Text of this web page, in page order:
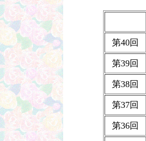
第40回
第39回
第38回
第37回
第36回